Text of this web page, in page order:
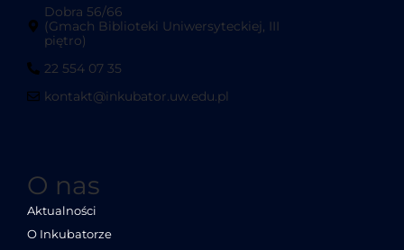
Dobra 56/66
(Gmach Biblioteki Uniwersyteckiej, III
piętro)
22 554 07 35
kontakt@inkubator.uw.edu.pl
O nas
Aktualności
O Inkubatorze